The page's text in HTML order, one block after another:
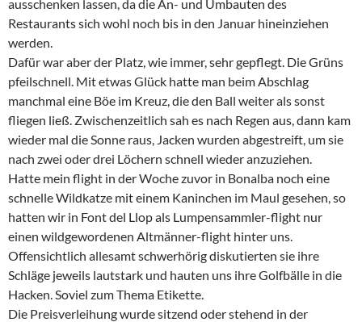
ausschenken lassen, da die An- und Umbauten des
Restaurants sich wohl noch bis in den Januar hineinziehen
werden.
Dafür war aber der Platz, wie immer, sehr gepflegt. Die Grüns
pfeilschnell. Mit etwas Glück hatte man beim Abschlag
manchmal eine Böe im Kreuz, die den Ball weiter als sonst
fliegen ließ. Zwischenzeitlich sah es nach Regen aus, dann kam
wieder mal die Sonne raus, Jacken wurden abgestreift, um sie
nach zwei oder drei Löchern schnell wieder anzuziehen.
Hatte mein flight in der Woche zuvor in Bonalba noch eine
schnelle Wildkatze mit einem Kaninchen im Maul gesehen, so
hatten wir in Font del Llop als Lumpensammler-flight nur
einen wildgewordenen Altmänner-flight hinter uns.
Offensichtlich allesamt schwerhörig diskutierten sie ihre
Schläge jeweils lautstark und hauten uns ihre Golfbälle in die
Hacken. Soviel zum Thema Etikette.
Die Preisverleihung wurde sitzend oder stehend in der